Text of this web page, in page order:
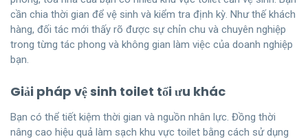
cần chia thời gian để vệ sinh và kiểm tra định kỳ. Như thế khách
hàng, đối tác mới thấy rõ được sự chỉn chu và chuyên nghiệp
trong từng tác phong và không gian làm việc của doanh nghiệp
bạn.
Giải pháp vệ sinh toilet tối ưu khác
Bạn có thể tiết kiệm thời gian và nguồn nhân lực. Đồng thời
nâng cao hiệu quả làm sạch khu vực toilet bằng cách sử dụng